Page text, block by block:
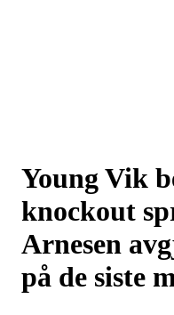
Young Vik
knockout
Arnesen
på de siste